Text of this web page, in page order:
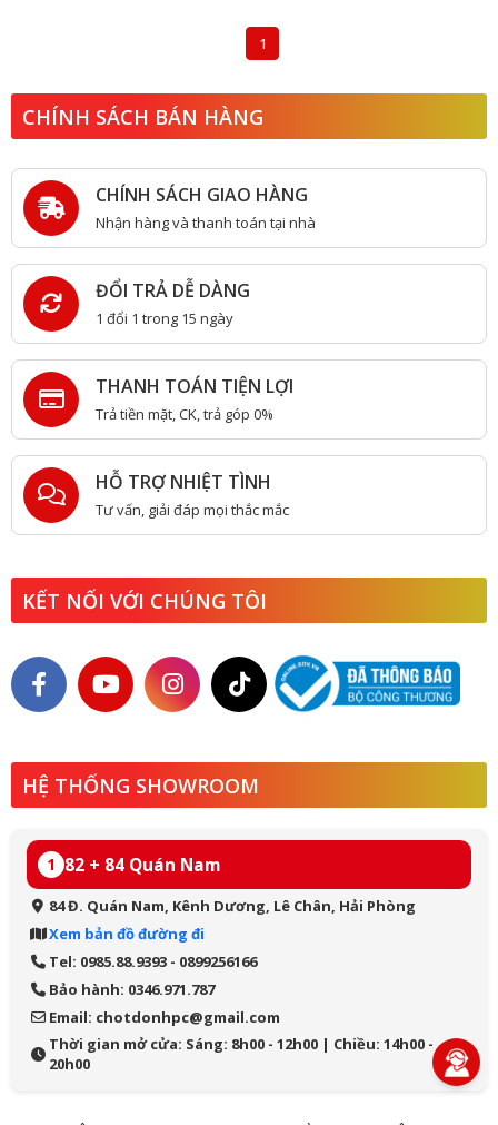
1
CHÍNH SÁCH BÁN HÀNG
CHÍNH SÁCH GIAO HÀNG
Nhận hàng và thanh toán tại nhà
ĐỔI TRẢ DỄ DÀNG
1 đổi 1 trong 15 ngày
THANH TOÁN TIỆN LỢI
Trả tiền mặt, CK, trả góp 0%
HỖ TRỢ NHIỆT TÌNH
Tư vấn, giải đáp mọi thắc mắc
KẾT NỐI VỚI CHÚNG TÔI
HỆ THỐNG SHOWROOM
1 82 + 84 Quán Nam
84 Đ. Quán Nam, Kênh Dương, Lê Chân, Hải Phòng
Xem bản đồ đường đi
Tel: 0985.88.9393 - 0899256166
Bảo hành: 0346.971.787
Email: chotdonhpc@gmail.com
Thời gian mở cửa: Sáng: 8h00 - 12h00 | Chiều: 14h00 -
20h00